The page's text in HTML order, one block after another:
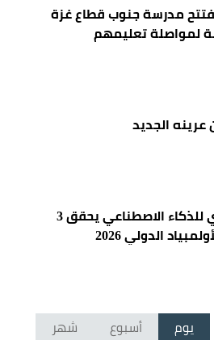
مدرسة جنوب قطاع غزة
لمواصلة تعليمهم
عرينه الجديد
المنتخب السعودي للذكاء الاصطناعي يحقق 3
الدولي 2026
يوم أسبوع شهر